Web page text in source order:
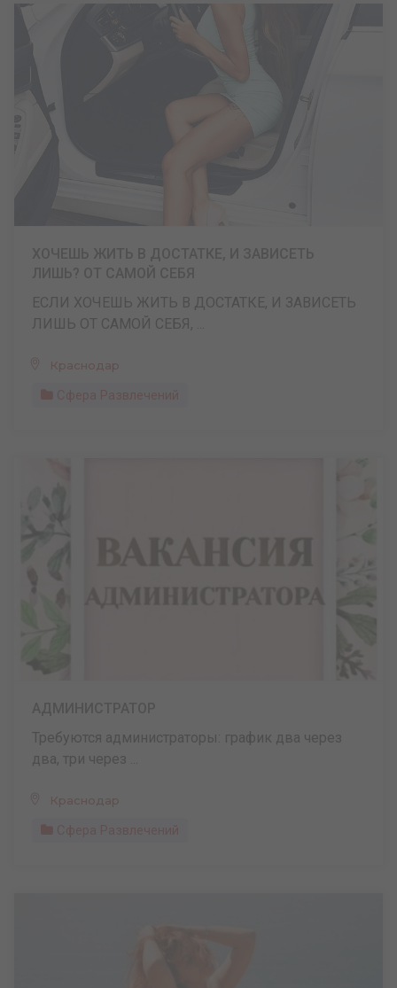
ЕСЛИ ХОЧЕШЬ ЖИТЬ В ДОСТАТКЕ, И ЗАВИСЕТЬ
ЛИШЬ ОТ САМОЙ СЕБЯ, ...
Краснодар
Сфера Развлечений
Требуются администраторы: график два через
два, три через ...
Краснодар
Сфера Развлечений